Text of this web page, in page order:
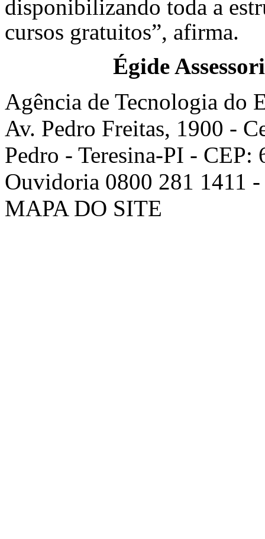
disponibilizando toda a
cursos gratuitos”, afirma.
Égide
Agência de Tecnologia do
Av. Pedro Freitas, 1900 -
Pedro - Teresina-PI - CEP:
Ouvidoria 0800 281 1411
MAPA DO SITE